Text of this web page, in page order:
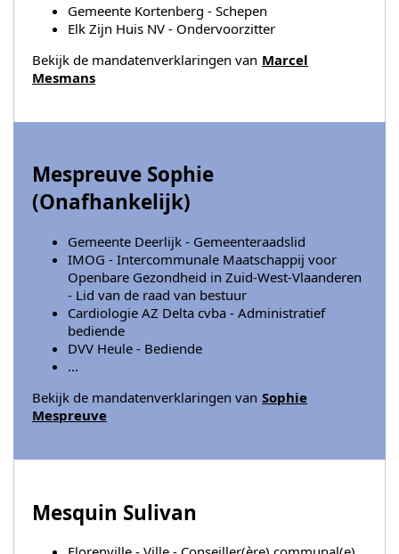
Gemeente Kortenberg - Schepen
Elk Zijn Huis NV - Ondervoorzitter
Bekijk de mandatenverklaringen van Marcel
Mesmans
Mespreuve Sophie
(Onafhankelijk)
Gemeente Deerlijk - Gemeenteraadslid
IMOG - Intercommunale Maatschappij voor
Openbare Gezondheid in Zuid-West-Vlaanderen
- Lid van de raad van bestuur
Cardiologie AZ Delta cvba - Administratief
bediende
DVV Heule - Bediende
...
Bekijk de mandatenverklaringen van Sophie
Mespreuve
Mesquin Sulivan